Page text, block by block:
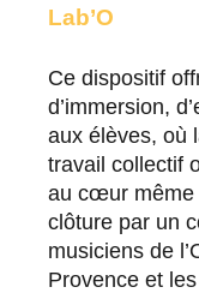
Lab’O
Ce dispositif
d’immersion,
aux élèves, où
travail collectif
au cœur même
clôture par un
musiciens de
Provence et